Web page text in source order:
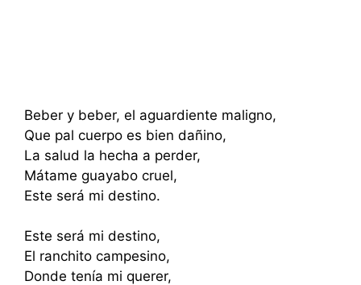
Beber y beber, el aguardiente maligno,
Que pal cuerpo es bien dañino,
La salud la hecha a perder,
Mátame guayabo cruel,
Este será mi destino.
Este será mi destino,
El ranchito campesino,
Donde tenía mi querer,